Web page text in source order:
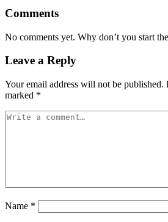
Comments
No comments yet. Why don’t you start
Leave a Reply
Your email address will not be published.
marked *
Name *